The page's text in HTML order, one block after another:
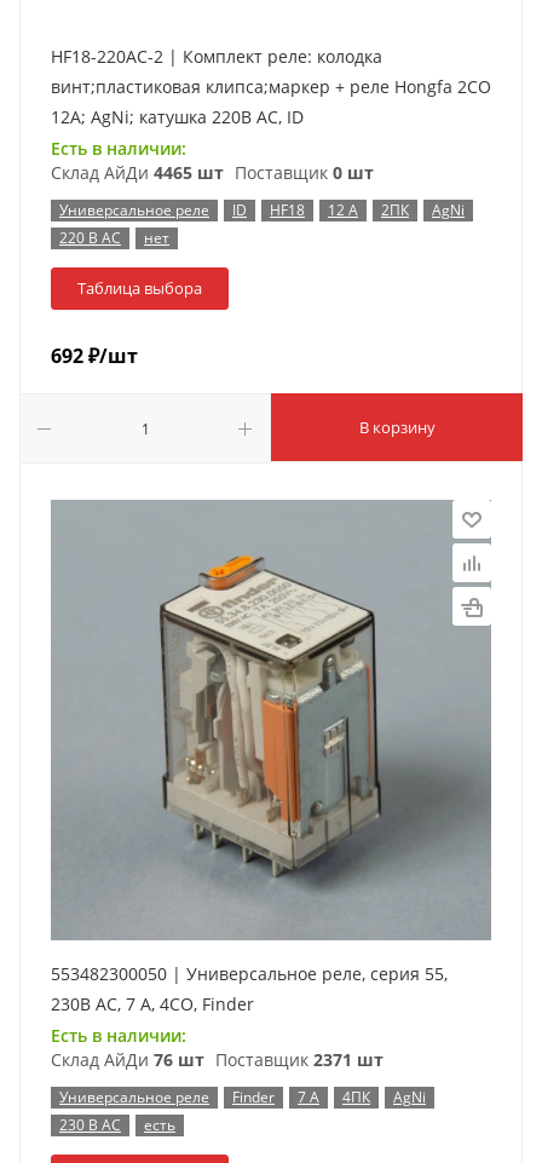
HF18-220AC-2 | Комплект реле: колодка
винт;пластиковая клипса;маркер + реле Hongfa 2CO
12A; AgNi; катушка 220B AC, ID
Есть в наличии:
Склад АйДи 4465 шт Поставщик 0 шт
Универсальное реле ID HF18 12 А 2ПК
AgNi
220 В AC
нет
Таблица выбора
692₽/шт
В корзину
553482300050 | Универсальное реле, серия 55,
230В AC, 7 А, 4CO, Finder
Есть в наличии:
Склад АйДи 76 шт Поставщик 2371 шт
Универсальное реле Finder 7 А 4ПК
AgNi
230 В AC
есть